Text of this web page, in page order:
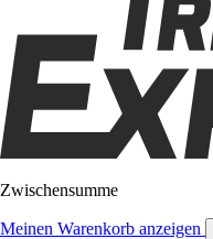
Zwischensumme
Meinen Warenkorb anzeigen